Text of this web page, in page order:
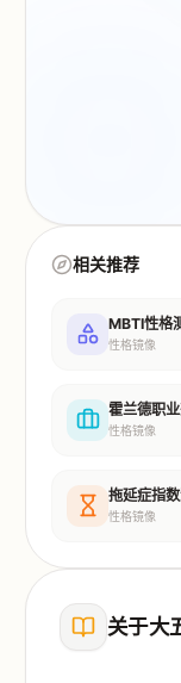
相关推荐
MBTI性格
性格镜像
性格镜像
拖延症指
性格镜像
关于大